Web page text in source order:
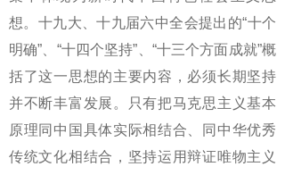
想。十九大、十九届六中全会提出的“十个
明确”、“十四个坚持”、“十三个方面成就”概
括了这一思想的主要内容，必须长期坚持
并不断丰富发展。只有把马克思主义基本
原理同中国具体实际相结合、同中华优秀
传统文化相结合，坚持运用辩证唯物主义